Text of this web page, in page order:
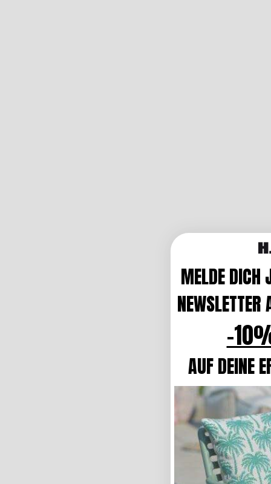
MELDE DICH
NEWSLETTER
-
AUF DEINE